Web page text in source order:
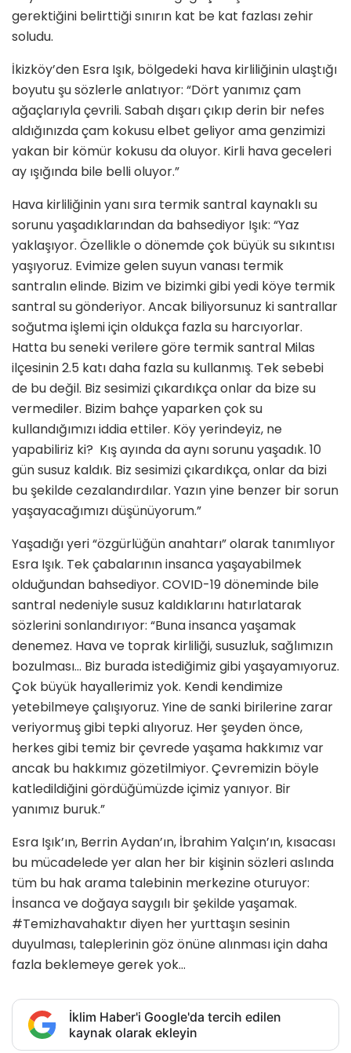
gerektiğini belirttiği sınırın kat be kat fazlası zehir
soludu.
İkizköy’den Esra Işık, bölgedeki hava kirliliğinin ulaştığı
boyutu şu sözlerle anlatıyor: “Dört yanımız çam
ağaçlarıyla çevrili. Sabah dışarı çıkıp derin bir nefes
aldığınızda çam kokusu elbet geliyor ama genzimizi
yakan bir kömür kokusu da oluyor. Kirli hava geceleri
ay ışığında bile belli oluyor.”
Hava kirliliğinin yanı sıra termik santral kaynaklı su
sorunu yaşadıklarından da bahsediyor Işık: “Yaz
yaklaşıyor. Özellikle o dönemde çok büyük su sıkıntısı
yaşıyoruz. Evimize gelen suyun vanası termik
santralın elinde. Bizim ve bizimki gibi yedi köye termik
santral su gönderiyor. Ancak biliyorsunuz ki santrallar
soğutma işlemi için oldukça fazla su harcıyorlar.
Hatta bu seneki verilere göre termik santral Milas
ilçesinin 2.5 katı daha fazla su kullanmış. Tek sebebi
de bu değil. Biz sesimizi çıkardıkça onlar da bize su
vermediler. Bizim bahçe yaparken çok su
kullandığımızı iddia ettiler. Köy yerindeyiz, ne
yapabiliriz ki? Kış ayında da aynı sorunu yaşadık. 10
gün susuz kaldık. Biz sesimizi çıkardıkça, onlar da bizi
bu şekilde cezalandırdılar. Yazın yine benzer bir sorun
yaşayacağımızı düşünüyorum.”
Yaşadığı yeri “özgürlüğün anahtarı” olarak tanımlıyor
Esra Işık. Tek çabalarının insanca yaşayabilmek
olduğundan bahsediyor. COVID-19 döneminde bile
santral nedeniyle susuz kaldıklarını hatırlatarak
sözlerini sonlandırıyor: “Buna insanca yaşamak
denemez. Hava ve toprak kirliliği, susuzluk, sağlımızın
bozulması… Biz burada istediğimiz gibi yaşayamıyoruz.
Çok büyük hayallerimiz yok. Kendi kendimize
yetebilmeye çalışıyoruz. Yine de sanki birilerine zarar
veriyormuş gibi tepki alıyoruz. Her şeyden önce,
herkes gibi temiz bir çevrede yaşama hakkımız var
ancak bu hakkımız gözetilmiyor. Çevremizin böyle
katledildiğini gördüğümüzde içimiz yanıyor. Bir
yanımız buruk.”
Esra Işık’ın, Berrin Aydan’ın, İbrahim Yalçın’ın, kısacası
bu mücadelede yer alan her bir kişinin sözleri aslında
tüm bu hak arama talebinin merkezine oturuyor:
İnsanca ve doğaya saygılı bir şekilde yaşamak.
#Temizhavahaktır diyen her yurttaşın sesinin
duyulması, taleplerinin göz önüne alınması için daha
fazla beklemeye gerek yok…
İklim Haber'i Google'da tercih edilen
kaynak olarak ekleyin